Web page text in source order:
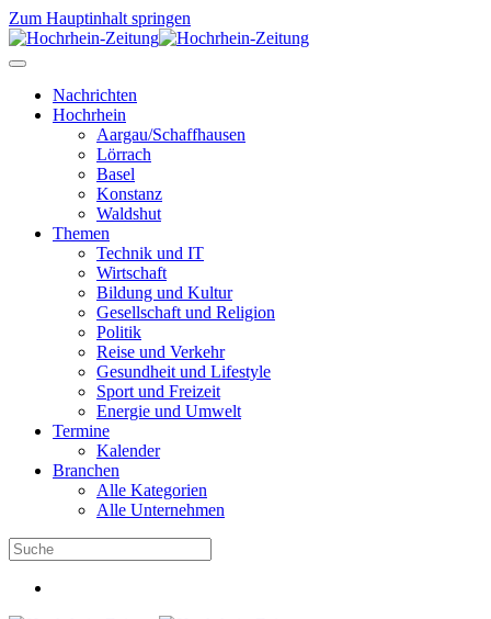
Zum Hauptinhalt springen
Nachrichten
Hochrhein
Aargau/Schaffhausen
Lörrach
Basel
Konstanz
Waldshut
Themen
Technik und IT
Wirtschaft
Bildung und Kultur
Gesellschaft und Religion
Politik
Reise und Verkehr
Gesundheit und Lifestyle
Sport und Freizeit
Energie und Umwelt
Termine
Kalender
Branchen
Alle Kategorien
Alle Unternehmen